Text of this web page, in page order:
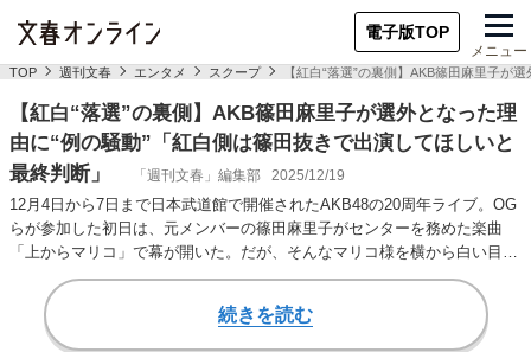
電子版TOP
メニュー
TOP 週刊文春 エンタメ スクープ 【紅白“落選”の裏側】AKB篠田麻里子が
【紅白“落選”の裏側】AKB篠田麻里子が選外となった理
由に“例の騒動”「紅白側は篠田抜きで出演してほしいと
最終判断」
「週刊文春」編集部 2025/12/19
12月4日から7日まで日本武道館で開催されたAKB48の20周年ライブ。OG
らが参加した初日は、元メンバーの篠田麻里子がセンターを務めた楽曲
「上からマリコ」で幕が開いた。だが、そんなマリコ様を横から白い目で
見ている…
続きを読む